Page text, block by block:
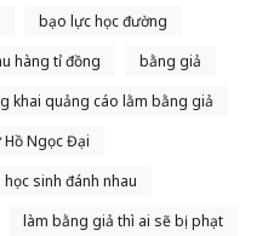
bạo lực học đường
hàng tỉ đồng
bằng giả
khai quảng cáo lằm bằng giả
Hồ Ngọc Đại
học sinh đánh nhau
làm bằng giả thì ai sẽ bị phạt